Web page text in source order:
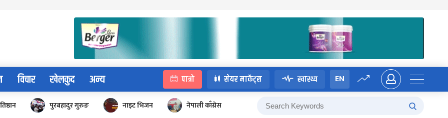
विचार खेलकुद अन्य पात्रो सेयर मार्केट्स स्वास्थ्य EN
पुरबहादुर गुरुङ नाइट भिजन नेपाली काँग्रेस